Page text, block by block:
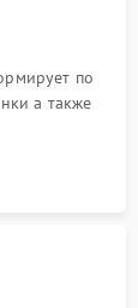
по
а также